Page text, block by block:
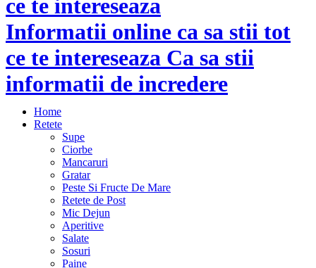
Informatii online ca sa stii tot
ce te intereseaza Ca sa stii
informatii de incredere
Home
Retete
Supe
Ciorbe
Mancaruri
Gratar
Peste Si Fructe De Mare
Retete de Post
Mic Dejun
Aperitive
Salate
Sosuri
Paine